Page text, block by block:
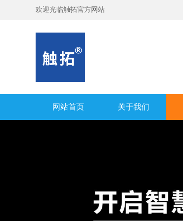
欢迎光临触拓官方网站
网站首页 关于我们